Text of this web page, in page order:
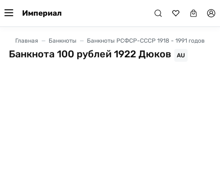
Империал
Главная Банкноты Банкноты РСФСР-СССР 1918 - 1991 годов
Банкнота 100 рублей 1922 Дюков AU